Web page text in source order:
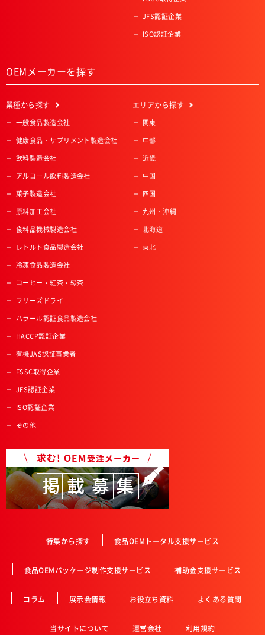
JFS認証企業
ISO認証企業
OEMメーカーを探す
業種から探す
一般食品製造会社
健康食品・サプリメント製造会社
飲料製造会社
アルコール飲料製造会社
菓子製造会社
原料加工会社
食料品機械製造会社
レトルト食品製造会社
冷凍食品製造会社
コーヒー・紅茶・緑茶
フリーズドライ
ハラール認証食品製造会社
HACCP認証企業
有機JAS認証事業者
FSSC取得企業
JFS認証企業
ISO認証企業
その他
エリアから探す
関東
中部
近畿
中国
四国
九州・沖縄
北海道
東北
特集から探す 食品OEMトータル支援サービス
食品OEMパッケージ制作支援サービス 補助金支援サービス
コラム 展示会情報 お役立ち資料 よくある質問
当サイトについて 運営会社 利用規約